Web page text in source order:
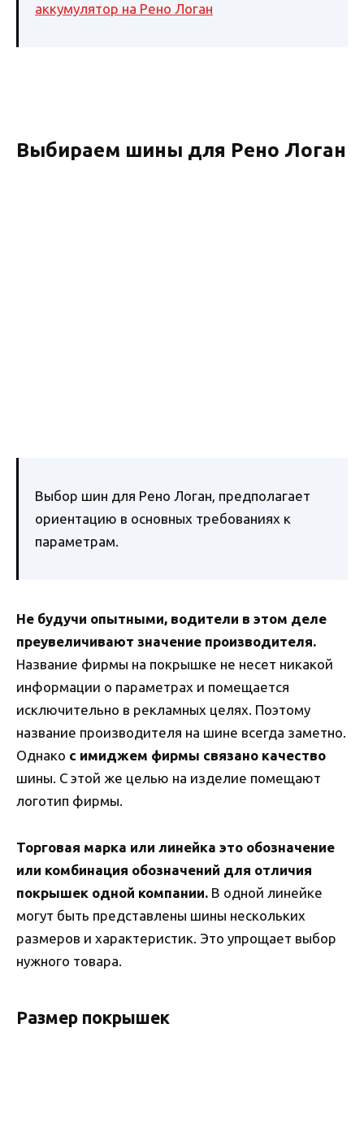
аккумулятор на Рено Логан
Выбираем шины для Рено Логан
Выбор шин для Рено Логан, предполагает
ориентацию в основных требованиях к
параметрам.
Не будучи опытными, водители в этом деле
преувеличивают значение производителя.
Название фирмы на покрышке не несет никакой
информации о параметрах и помещается
исключительно в рекламных целях. Поэтому
название производителя на шине всегда заметно.
Однако с имиджем фирмы связано качество
шины. С этой же целью на изделие помещают
логотип фирмы.
Торговая марка или линейка это обозначение
или комбинация обозначений для отличия
покрышек одной компании. В одной линейке
могут быть представлены шины нескольких
размеров и характеристик. Это упрощает выбор
нужного товара.
Размер покрышек